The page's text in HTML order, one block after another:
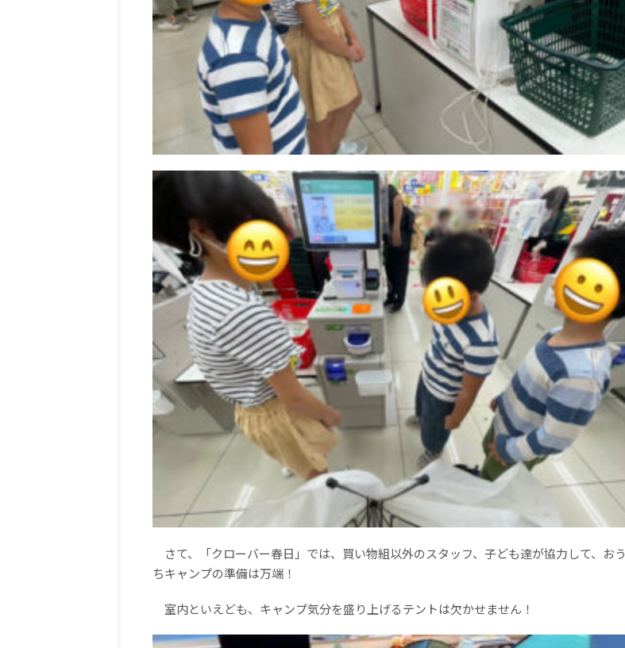
さて、「クローバー春日」では、買い物組以外のスタッフ、子ども達が協力して、おう
ちキャンプの準備は万端！
室内といえども、キャンプ気分を盛り上げるテントは欠かせません！